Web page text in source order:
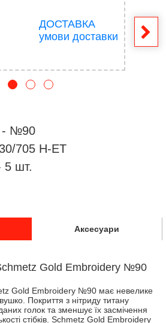
ДОСТАВКА
умови доставки
- №90
705 H-ET
5 шт.
Аксесуари
Gold Embroidery №90
Gold Embroidery №90 має невелике
Покриття з нітриду титану
голок та зменшує їх засмічення
стібків. Schmetz Gold Embroidery